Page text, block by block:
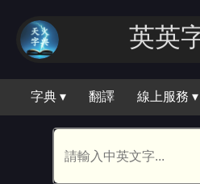
英英
字典 ▾ 翻譯 線上服務 ▾